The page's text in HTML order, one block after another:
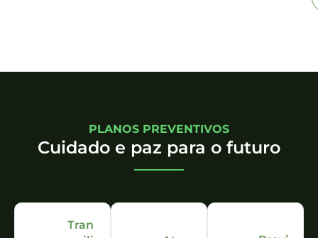
PLANOS PREVENTIVOS
Cuidado e paz para o futuro
Tran